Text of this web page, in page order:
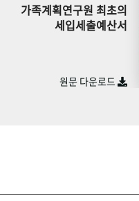
가족계획연구원 최초의
세입세출예산서
원문 다운로드